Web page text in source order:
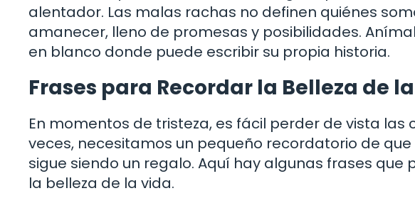
alentador. Las malas rachas no definen quiénes
amanecer, lleno de promesas y posibilidades.
en blanco donde puede escribir su propia historia.
Frases para Recordar la Belleza de
En momentos de tristeza, es fácil perder de vista las
veces, necesitamos un pequeño recordatorio de
sigue siendo un regalo. Aquí hay algunas frases
la belleza de la vida.